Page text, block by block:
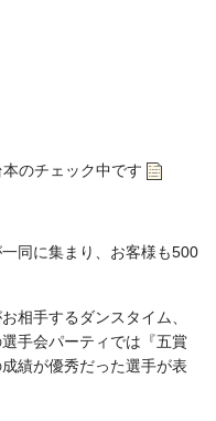
本のチェック中です
同に集まり、お客様も500
相手するダンスタイム、
手会パーティでは『五賞
績が優秀だった選手が表